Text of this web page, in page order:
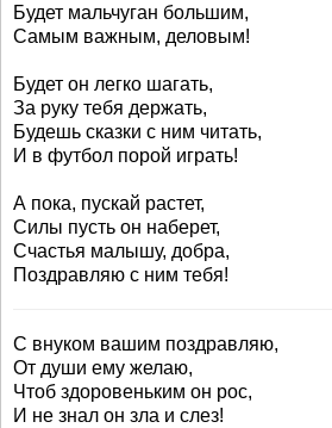
Будет мальчуган большим,
Самым важным, деловым!
Будет он легко шагать,
За руку тебя держать,
Будешь сказки с ним читать,
И в футбол порой играть!
А пока, пускай растет,
Силы пусть он наберет,
Счастья малышу, добра,
Поздравляю с ним тебя!
С внуком вашим поздравляю,
От души ему желаю,
Чтоб здоровеньким он рос,
И не знал он зла и слез!